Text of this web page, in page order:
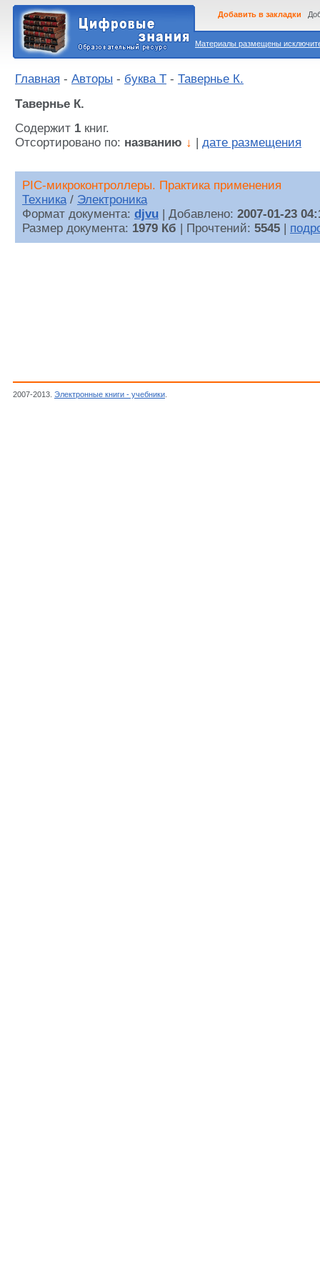
Материалы размещены
Добавить в закладки
Главная - Авторы - буква Т - Тавернье К.
Тавернье К.
Содержит 1 книг.
Отсортировано по: названию ↓ дате размещения
PIC-микроконтроллеры. Практика применения
Техника/ Электроника
Формат документа: djvu | Добавлено: 2007-01-23
Размер документа: 1979 Кб | Прочтений: 5545
2007-2013. Электронные книги - учебники